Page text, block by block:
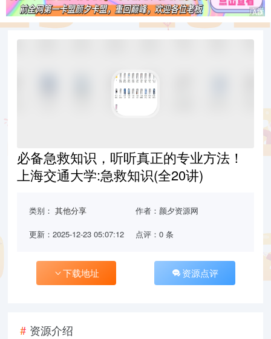
必备急救知识，听听真正的专业方法！
上海交通大学:急救知识(全20讲)
类别：其他分享 作者：颜夕资源网
更新：2025-12-23 05:07:12 点评：0 条
下载地址 资源点评
资源介绍